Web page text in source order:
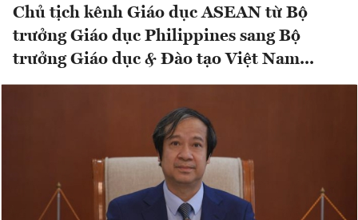
Chủ tịch kênh Giáo dục ASEAN từ Bộ
trưởng Giáo dục Philippines sang Bộ
trưởng Giáo dục & Đào tạo Việt Nam...